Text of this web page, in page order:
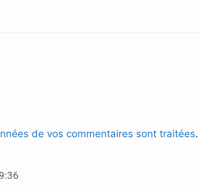
de vos commentaires sont traitées.